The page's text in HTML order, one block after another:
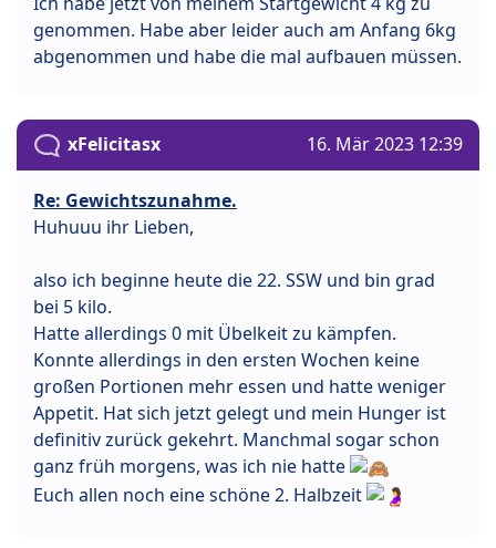
genommen. Habe aber leider auch am Anfang 6kg
abgenommen und habe die mal aufbauen müssen.
xFelicitasx 16. Mär 2023 12:39
Re: Gewichtszunahme.
Huhuuu ihr Lieben,
also ich beginne heute die 22. SSW und bin grad
bei 5 kilo.
Hatte allerdings 0 mit Übelkeit zu kämpfen.
Konnte allerdings in den ersten Wochen keine
großen Portionen mehr essen und hatte weniger
Appetit. Hat sich jetzt gelegt und mein Hunger ist
definitiv zurück gekehrt. Manchmal sogar schon
ganz früh morgens, was ich nie hatte
Euch allen noch eine schöne 2. Halbzeit